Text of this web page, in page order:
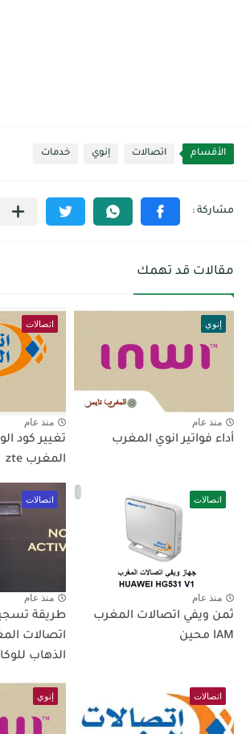
الأقسام اتصالات إنوي خدمات
مقالات قد تهمك
إنوي
منذ عام
أداء فواتير انوي المغرب
اتصالات
منذ عام
تغيير كود
المغرب zte
اتصالات
منذ عام
ثمن ويفي اتصالات المغرب
IAM محين
اتصالات
منذ عام
طريقة
اتصالات
الذهاب
اتصالات إنوي